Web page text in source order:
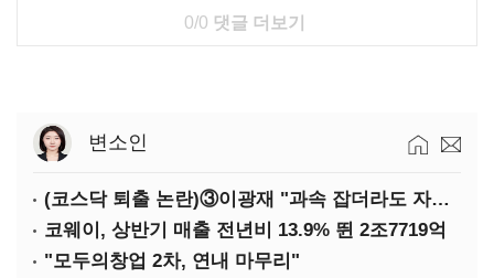
0/0 댓글 더보기
변소인
(코스닥 퇴출 논란)③이광재 "과속 잡더라도 자동차 없애지는 말아야"
코웨이, 상반기 매출 전년비 13.9% 뛴 2조7719억
"모두의창업 2차, 연내 마무리"